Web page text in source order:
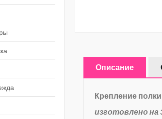
Описание
Крепление
изготовлено на